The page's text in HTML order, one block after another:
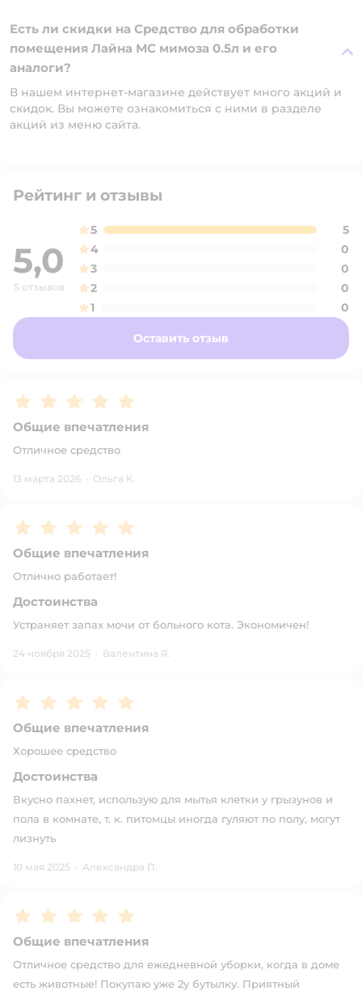
Есть ли скидки на Средство для обработки
помещения Лайна МС мимоза 0.5л и его
аналоги?
В нашем интернет-магазине действует много акций и
скидок. Вы можете ознакомиться с ними в разделе
акций из меню сайта.
Рейтинг и отзывы
5,0
5 отзывов
5
5
4
0
3
0
2
0
1
0
Оставить отзыв
Рейтинг:5
Общие впечатления
Отличное средство
13 марта 2026 · Ольга К.
Рейтинг:5
Общие впечатления
Отлично работает!
Достоинства
Устраняет запах мочи от больного кота. Экономичен!
24 ноября 2025 · Валентина Я.
Рейтинг:5
Общие впечатления
Хорошее средство
Достоинства
Вкусно пахнет, использую для мытья клетки у грызунов и
пола в комнате, т. к. питомцы иногда гуляют по полу, могут
лизнуть
10 мая 2025 · Александра П.
Рейтинг:5
Общие впечатления
Отличное средство для ежедневной уборки, когда в доме
есть животные! Покупаю уже 2у бутылку. Приятный